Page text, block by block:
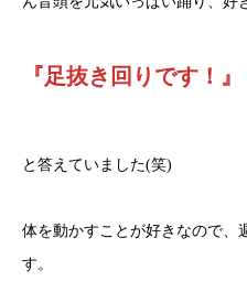
『足抜き回りです！』
と答えていました(笑)
体を動かすことが好きなので、
す。